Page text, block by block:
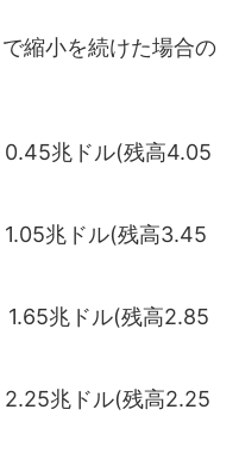
縮小を続けた場合の
0.45兆ドル(残高4.05
兆ドル(残高3.45
兆ドル(残高2.85
2.25兆ドル(残高2.25